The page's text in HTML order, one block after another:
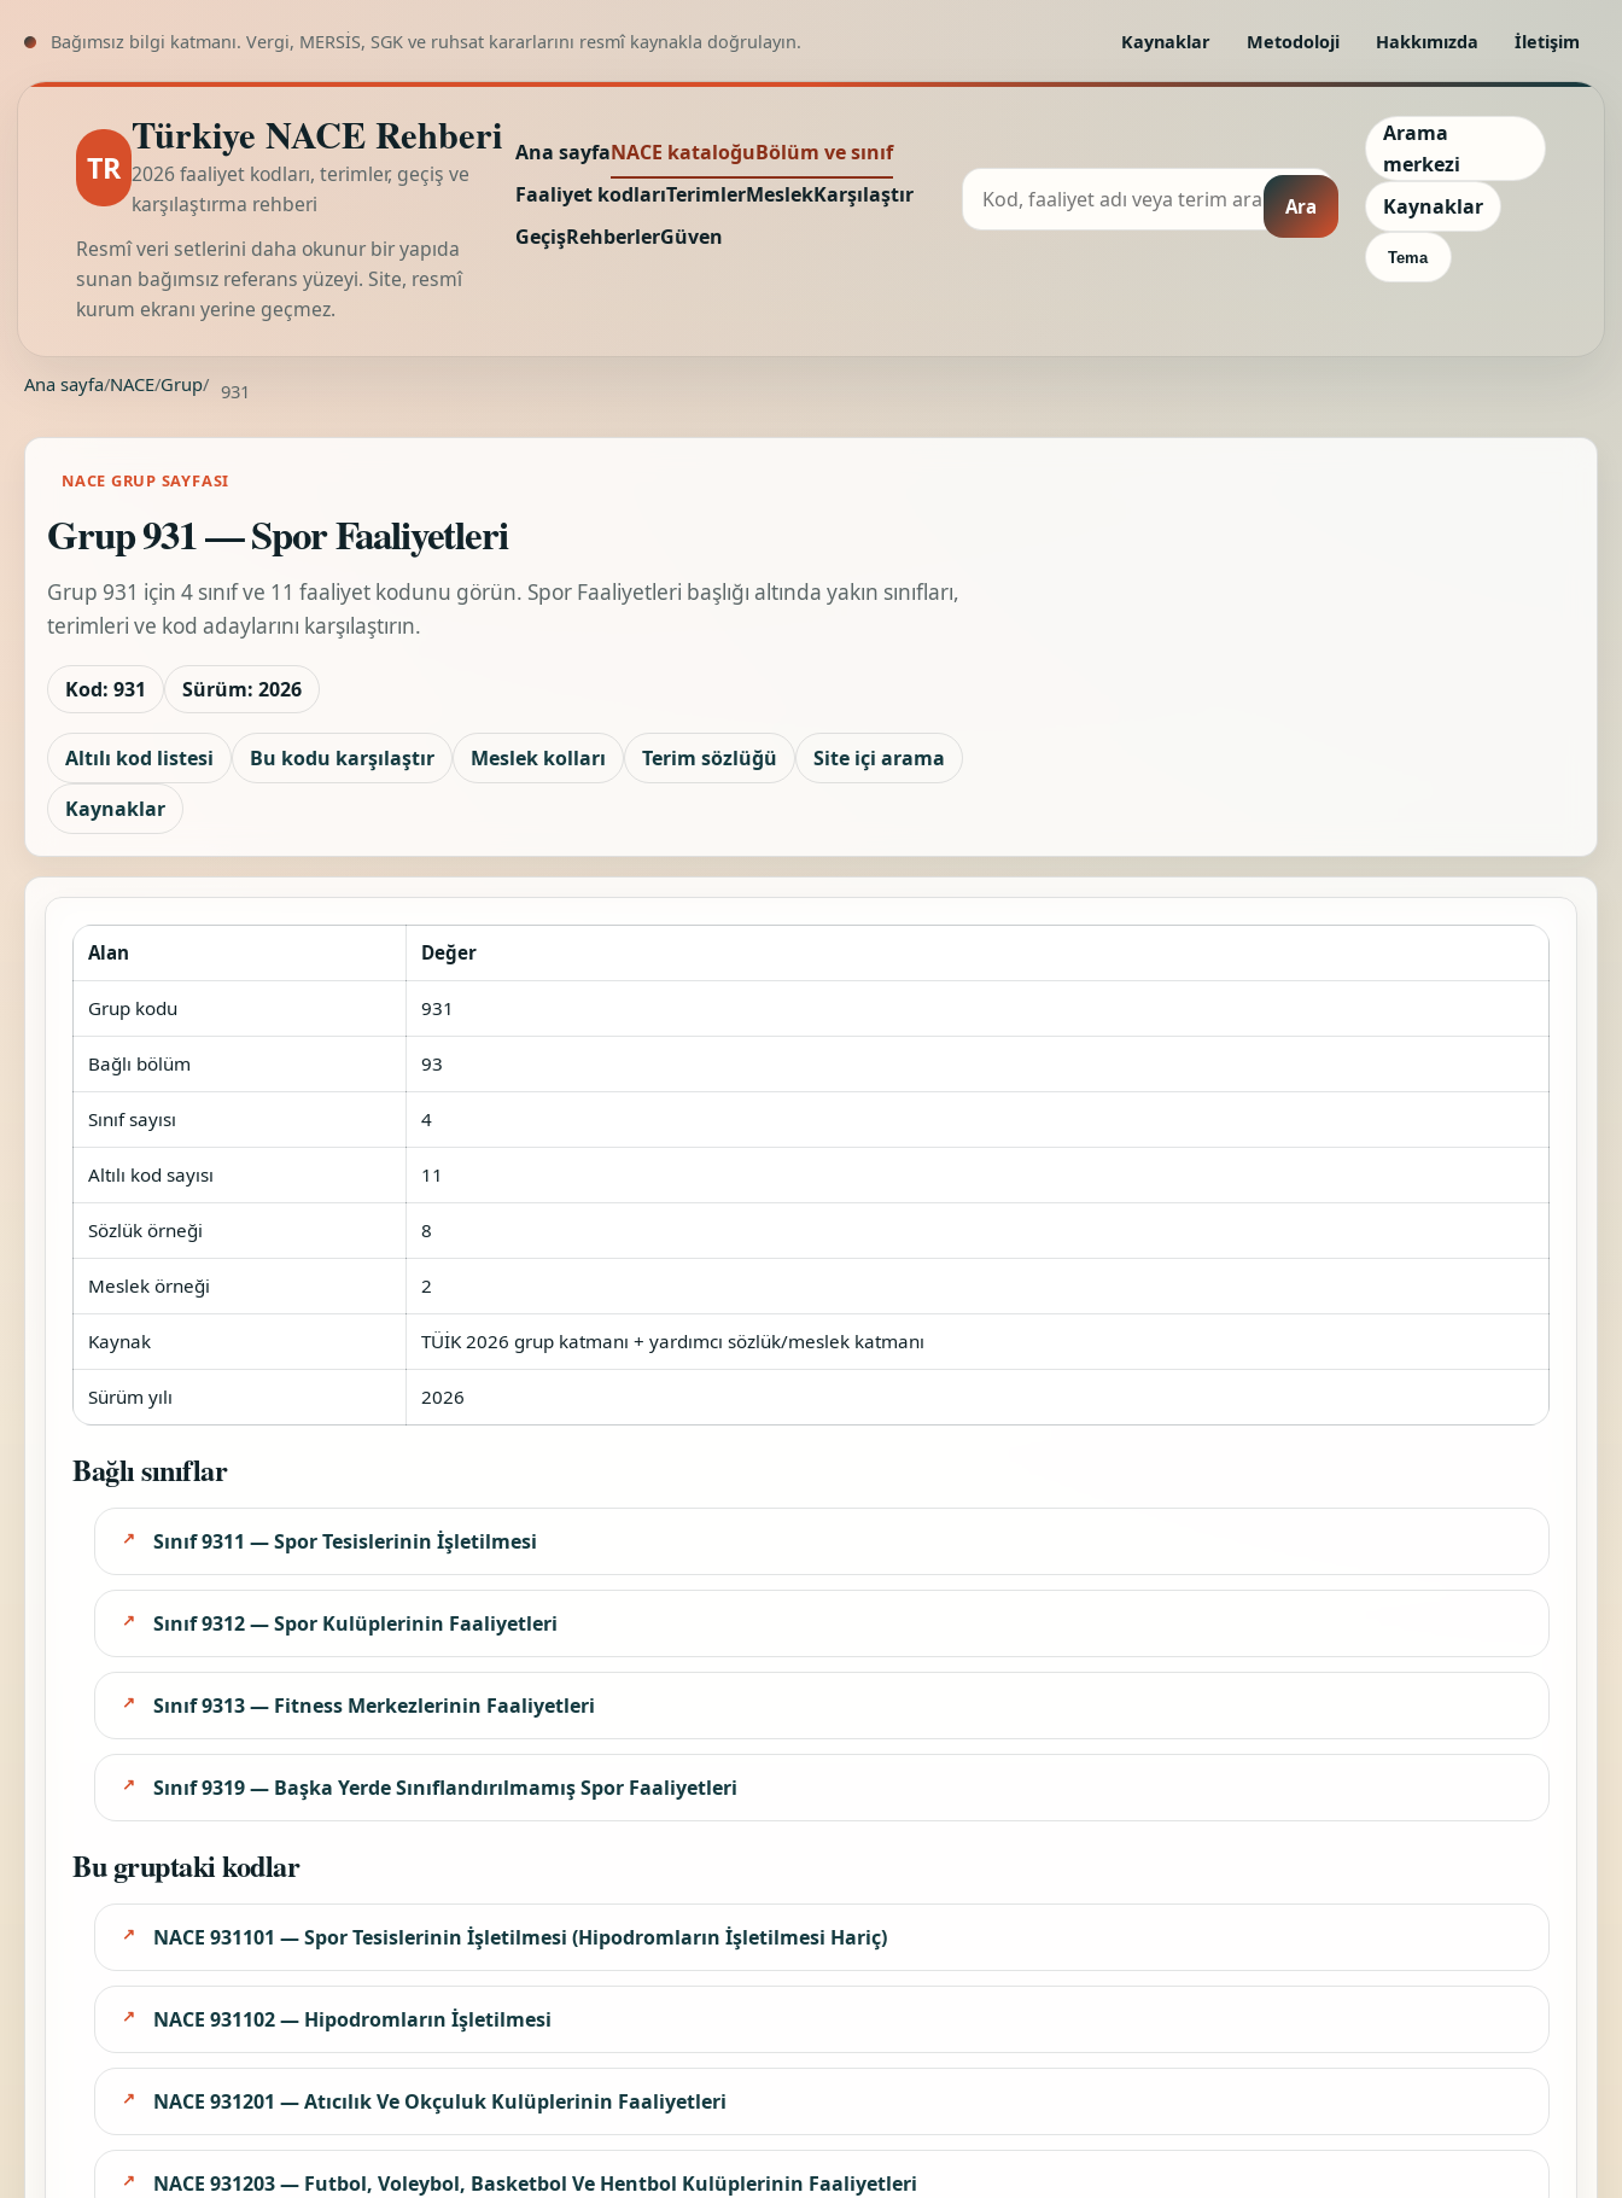
Bağımsız bilgi katmanı. Vergi, MERSİS, SGK ve ruhsat kararlarını resmî kaynakla doğrulayın. Kaynaklar Metodoloji Hakkımızda İletişim
TR
Türkiye NACE Rehberi
2026 faaliyet kodları, terimler, geçiş ve
karşılaştırma rehberi
Resmî veri setlerini daha okunur bir yapıda
sunan bağımsız referans yüzeyi. Site, resmî
kurum ekranı yerine geçmez.
Ana sayfaNACE kataloğuBölüm ve sınıf
Faaliyet kodlarıTerimlerMeslekKarşılaştır
GeçişRehberlerGüven
Ara
Arama
merkezi
Kaynaklar
Tema
Ana sayfa/NACE/Grup/ 931
NACE GRUP SAYFASI
Grup 931 — Spor Faaliyetleri
Grup 931 için 4 sınıf ve 11 faaliyet kodunu görün. Spor Faaliyetleri başlığı altında yakın sınıfları,
terimleri ve kod adaylarını karşılaştırın.
Kod: 931 Sürüm: 2026
Altılı kod listesi Bu kodu karşılaştır Meslek kolları Terim sözlüğü
Site içi arama
Kaynaklar
Alan Değer
Grup kodu 931
Bağlı bölüm 93
Sınıf sayısı 4
Altılı kod sayısı 11
Sözlük örneği 8
Meslek örneği 2
Kaynak TÜİK 2026 grup katmanı + yardımcı sözlük/meslek katmanı
Sürüm yılı 2026
Bağlı sınıflar
Sınıf 9311 — Spor Tesislerinin İşletilmesi
Sınıf 9312 — Spor Kulüplerinin Faaliyetleri
Sınıf 9313 — Fitness Merkezlerinin Faaliyetleri
Sınıf 9319 — Başka Yerde Sınıflandırılmamış Spor Faaliyetleri
Bu gruptaki kodlar
NACE 931101 — Spor Tesislerinin İşletilmesi (Hipodromların İşletilmesi Hariç)
NACE 931102 — Hipodromların İşletilmesi
NACE 931201 — Atıcılık Ve Okçuluk Kulüplerinin Faaliyetleri
NACE 931203 — Futbol, Voleybol, Basketbol Ve Hentbol Kulüplerinin Faaliyetleri